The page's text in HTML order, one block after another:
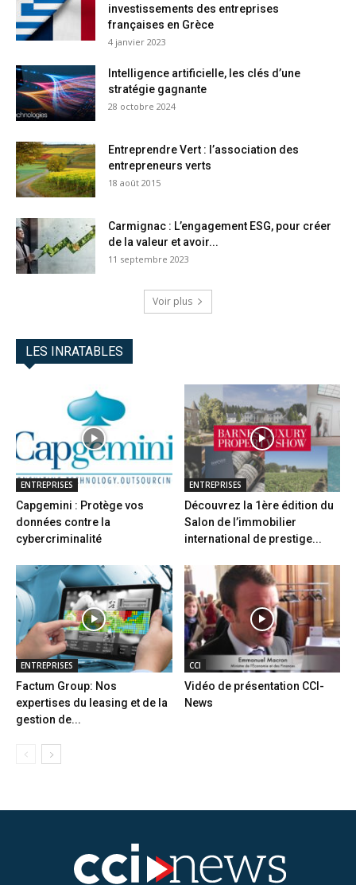
investissements des entreprises
françaises en Grèce
4 janvier 2023
Intelligence artificielle, les clés d’une
stratégie gagnante
28 octobre 2024
Entreprendre Vert : l’association des
entrepreneurs verts
18 août 2015
Carmignac : L’engagement ESG, pour créer
de la valeur et avoir...
11 septembre 2023
Voir plus
LES INRATABLES
ENTREPRISES
Capgemini : Protège vos
données contre la
cybercriminalité
ENTREPRISES
Découvrez la 1ère édition du
Salon de l’immobilier
international de prestige...
ENTREPRISES
Factum Group: Nos
expertises du leasing et de la
gestion de...
CCI
Vidéo de présentation CCI-
News